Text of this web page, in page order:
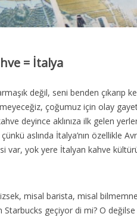
= İtalya
değil, seni benden çıkarıp
çoğumuz için olay
deyince aklınıza ilk gelen
aslında İtalya’nın özellikle
var, yok yere İtalyan kahve
misal barista, misal
geçiyor di mi? O